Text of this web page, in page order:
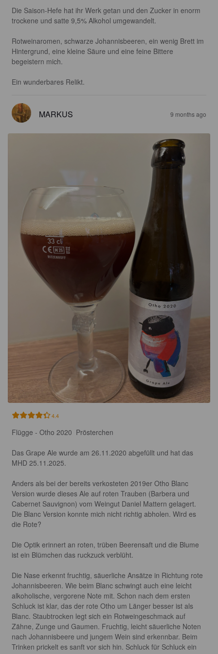
Die Saison-Hefe hat ihr Werk getan und den Zucker in enorm
trockene und satte 9,5% Alkohol umgewandelt.
Rotweinaromen, schwarze Johannisbeeren, ein wenig Brett im
Hintergrund, eine kleine Säure und eine feine Bittere
begeistern mich.
Ein wunderbares Relikt.
MARKUS 9 months ago
4.4
Flügge - Otho 2020  Prösterchen
Das Grape Ale wurde am 26.11.2020 abgefüllt und hat das
MHD 25.11.2025.
Anders als bei der bereits verkosteten 2019er Otho Blanc
Version wurde dieses Ale auf roten Trauben (Barbera und
Cabernet Sauvignon) vom Weingut Daniel Mattern gelagert.
Die Blanc Version konnte mich nicht richtig abholen. Wird es
die Rote?
Die Optik erinnert an roten, trüben Beerensaft und die Blume
ist ein Blümchen das ruckzuck verblüht.
Die Nase erkennt fruchtig, säuerliche Ansätze in Richtung rote
Johannisbeeren. Wie beim Blanc schwingt auch eine leicht
alkoholische, vergorene Note mit. Schon nach dem ersten
Schluck ist klar, das der rote Otho um Länger besser ist als
Blanc. Staubtrocken legt sich ein Rotweingeschmack auf
Zähne, Zunge und Gaumen. Fruchtig, leicht säuerliche Noten
nach Johannisbeere und jungem Wein sind erkennbar. Beim
Trinken prickelt es sanft vor sich hin. Schluck für Schluck ein